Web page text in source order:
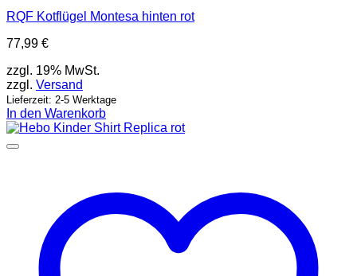
RQF Kotflügel Montesa hinten rot
77,99 €
zzgl. 19% MwSt.
zzgl. Versand
Lieferzeit: 2-5 Werktage
In den Warenkorb